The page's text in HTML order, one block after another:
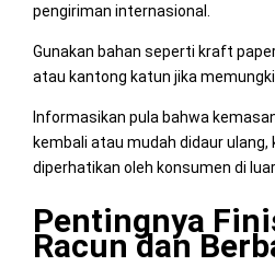
pengiriman internasional.
Gunakan bahan seperti kraft
atau kantong katun jika
Informasikan pula bahwa
kembali atau mudah didaur
diperhatikan oleh konsumen di luar
Pentingnya
Racun dan